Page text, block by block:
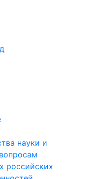
науки и
российских